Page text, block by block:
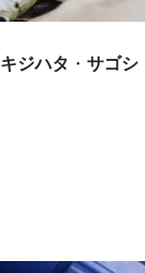
キジハタ ・ サゴシ